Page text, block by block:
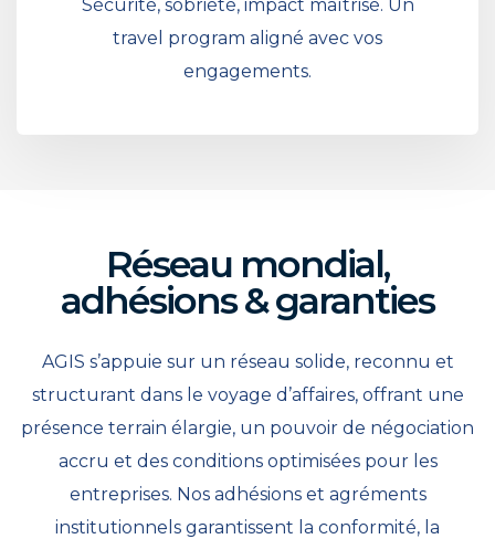
Sécurité, sobriété, impact maîtrisé. Un
travel program aligné avec vos
engagements.
Réseau mondial,
adhésions & garanties
AGIS s’appuie sur un réseau solide, reconnu et
structurant dans le voyage d’affaires, offrant une
présence terrain élargie, un pouvoir de négociation
accru et des conditions optimisées pour les
entreprises. Nos adhésions et agréments
institutionnels garantissent la conformité, la